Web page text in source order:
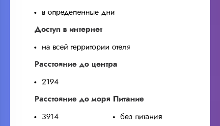
в определенные дни
Доступ в интернет
на всей территории отеля
Расстояние до центра
2194
Расстояние до моря
3914
Питание
без питания